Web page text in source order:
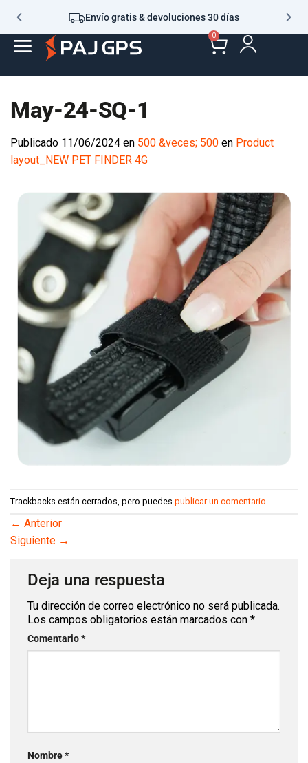
Envío gratis & devoluciones 30 días
0
May-24-SQ-1
Publicado 11/06/2024 en 500 &veces; 500 en Product
layout_NEW PET FINDER 4G
Trackbacks están cerrados, pero puedes publicar un comentario
← Anterior
Siguiente →
Deja una respuesta
Tu dirección de correo electrónico no será publicada.
Los campos obligatorios están marcados con *
Comentario*
Nombre*